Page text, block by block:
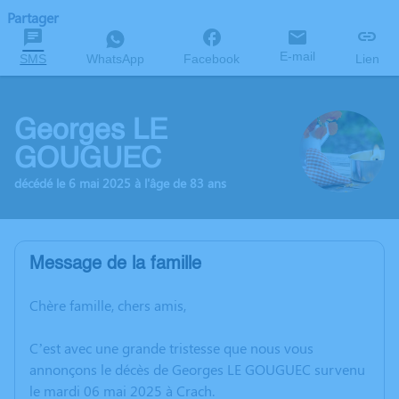
Partager
SMS WhatsApp Facebook E-mail Lien
Georges LE
GOUGUEC
décédé le 6 mai 2025 à l'âge de 83 ans
Message de la famille
Chère famille, chers amis,
C’est avec une grande tristesse que nous vous
annonçons le décès de Georges LE GOUGUEC survenu
le mardi 06 mai 2025 à Crach.